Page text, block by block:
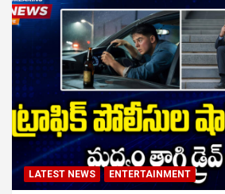
LATEST NEWS ENTERTAINMENT